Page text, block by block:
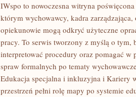
IWspo to nowoczesna witryna
którym wychowawcy, kadra
opiekunowie mogą odkryć użyteczne
pracy. To serwis tworzony z myślą o tym,
interpretować procedury oraz pomagać
spraw formalnych po tematy
Edukacja specjalna i inkluzyjna i Kariery
przestrzeń pełni rolę mapy po systemie